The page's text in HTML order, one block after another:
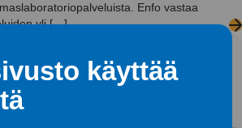
käyttää
Enfo vastaa
yli […]
– Enfon
loppukäyttäjät